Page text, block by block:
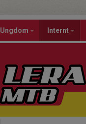
Ungdom Internt